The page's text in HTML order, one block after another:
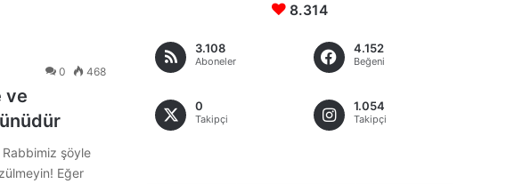
0 468
ve
şöyle
Eğer
8.314
3.108
Aboneler
4.152
Beğeni
0
Takipçi
1.054
Takipçi